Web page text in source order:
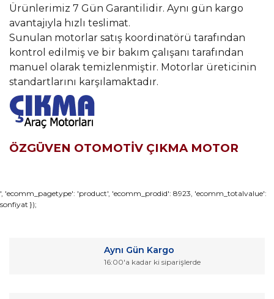
Ürünlerimiz 7 Gün Garantilidir. Aynı gün kargo
avantajıyla hızlı teslimat.
Sunulan motorlar satış koordinatörü tarafından
kontrol edilmiş ve bir bakım çalışanı tarafından
manuel olarak temizlenmiştir. Motorlar üreticinin
standartlarını karşılamaktadır.
ÖZGÜVEN OTOMOTİV ÇIKMA MOTOR
Yorum Yaz
Bu ürünün fiyat bilgisi, resim, ürün açıklamalarında ve diğer
konularda yetersiz gördüğünüz noktaları öneri formunu
Ürün resmi kalitesiz, bozuk veya görüntülenemiyor.
', 'ecomm_pagetype': 'product', 'ecomm_prodid': 8923, 'ecomm_totalvalue':
sonfiyat });
Aynı Gün Kargo
16:00'a kadar ki siparişlerde